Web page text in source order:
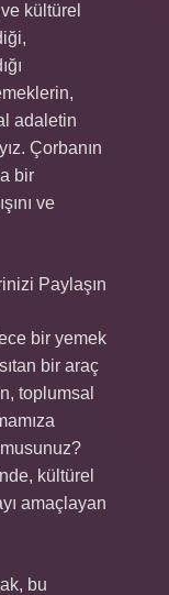
kültürel
adaletin
Çorbanın
bir
ve
Paylaşın
bir yemek
bir araç
toplumsal
kültürel
amaçlayan
bu